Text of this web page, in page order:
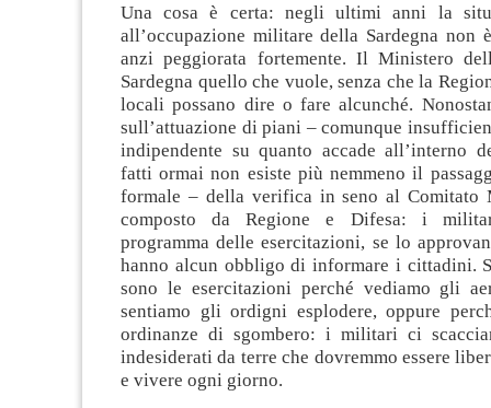
Una cosa è certa: negli ultimi anni la
all’occupazione militare della Sardegna non
anzi peggiorata fortemente. Il Ministero
Sardegna quello che vuole, senza che la
locali possano dire o fare alcunché.
sull’attuazione di piani – comunque
indipendente su quanto accade all’interno
fatti ormai non esiste più nemmeno il
formale – della verifica in seno al Comitato
composto da Regione e Difesa: i
programma delle esercitazioni, se lo
hanno alcun obbligo di informare i cittadini.
sono le esercitazioni perché vediamo gli
sentiamo gli ordigni esplodere, oppure
ordinanze di sgombero: i militari ci
indesiderati da terre che dovremmo essere
e vivere ogni giorno.